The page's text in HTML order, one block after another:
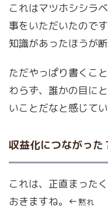
これはマツホシシラ
事をいただいたので
知識があったほうが
ただやっぱり書くこ
わらず、誰かの目に
いことだなと感じてい
収益化につながった
これは、正直まった
おきますね。← 黙れ